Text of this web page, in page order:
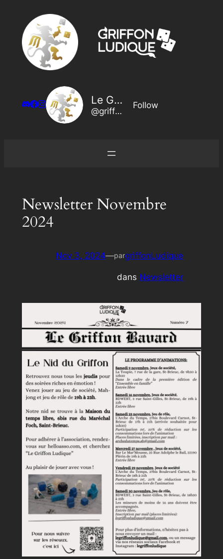
contenu
Le Griffon Ludique
@griffon@legriffonludique.fr
Follow
Newsletter Novembre
2024
Nov 3, 2024—pargriffonLudique
dans Newsletter